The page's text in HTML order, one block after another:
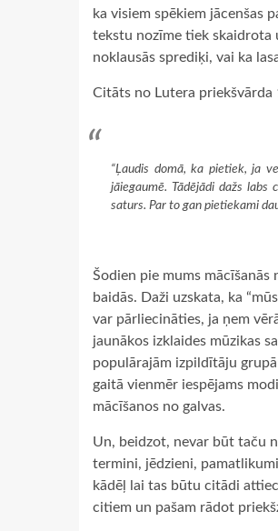
ka visiem spēkiem jācenšas
tekstu nozīme tiek skaidrota
noklausās sprediķi, vai ka
Citāts no Lutera priekšvārda
“Ļaudis domā, ka pietiek, ja
jāiegaumē. Tādējādi dažs
saturs. Par to gan pietiekami
Šodien pie mums
baidās. Daži uzskata, ka
var pārliecināties, ja ņem
jaunākos izklaides mūzikas
populārajām izpildītāju
gaitā vienmēr iespējams
mācīšanos no galvas.
Un, beidzot, nevar būt taču
termini, jēdzieni,
kādēļ lai tas būtu citādi
citiem un pašam rādot